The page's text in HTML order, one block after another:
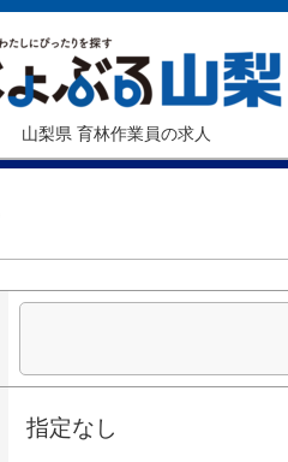
山梨県 育林作業員の求人
指定なし